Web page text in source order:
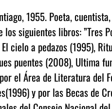
1955. Poeta,
los siguientes libros: ”Tres
cielo a pedazos (1995),
puentes (2008), Ultima
el Área de Literatura del
y por las Becas de